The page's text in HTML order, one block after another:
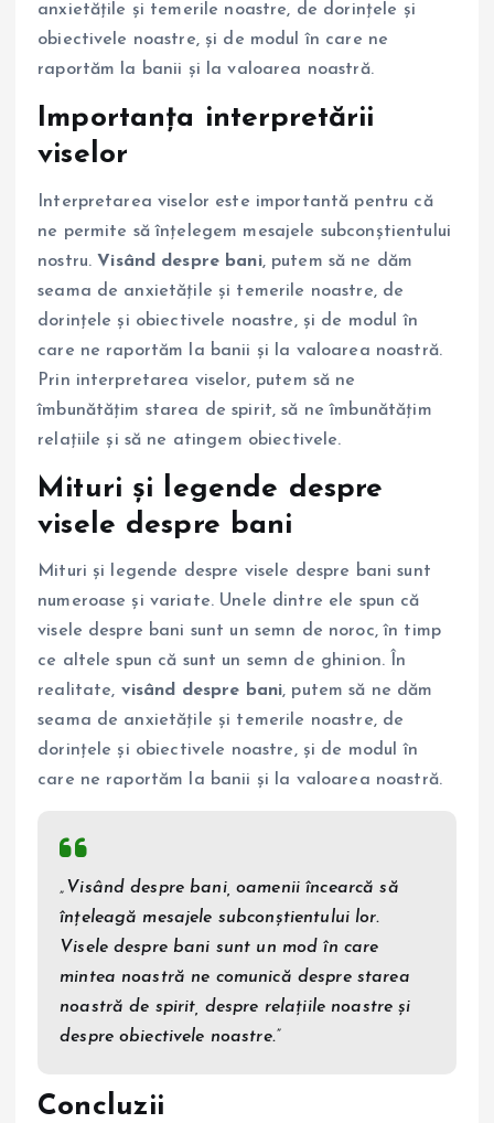
anxietățile și temerile noastre, de dorințele și
obiectivele noastre, și de modul în care ne
raportăm la banii și la valoarea noastră.
Importanța interpretării
viselor
Interpretarea viselor este importantă pentru că
ne permite să înțelegem mesajele subconștientului
nostru. Visând despre bani, putem să ne dăm
seama de anxietățile și temerile noastre, de
dorințele și obiectivele noastre, și de modul în
care ne raportăm la banii și la valoarea noastră.
Prin interpretarea viselor, putem să ne
îmbunătățim starea de spirit, să ne îmbunătățim
relațiile și să ne atingem obiectivele.
Mituri și legende despre
visele despre bani
Mituri și legende despre visele despre bani sunt
numeroase și variate. Unele dintre ele spun că
visele despre bani sunt un semn de noroc, în timp
ce altele spun că sunt un semn de ghinion. În
realitate, visând despre bani, putem să ne dăm
seama de anxietățile și temerile noastre, de
dorințele și obiectivele noastre, și de modul în
care ne raportăm la banii și la valoarea noastră.
„Visând despre bani, oamenii încearcă să
înțeleagă mesajele subconștientului lor.
Visele despre bani sunt un mod în care
mintea noastră ne comunică despre starea
noastră de spirit, despre relațiile noastre și
despre obiectivele noastre.”
Concluzii